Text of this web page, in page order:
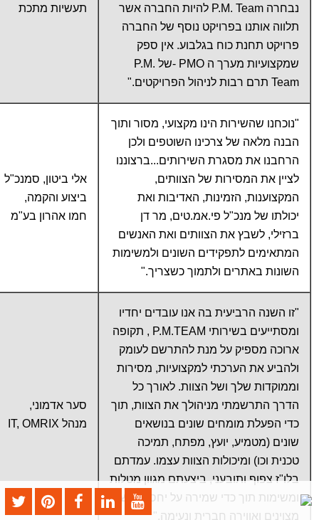
נבחרה P.M. Team להיות החברה אשר
תלווה אותנו בפרויקט נוסף של החברה
פרויקט תחנת כוח בגלבוע. אין ספק
שמקצועיות מערך ה PMO -של P.M.
Team תרם רבות לניהול הפרויקטים."
תעשיות מתכת
"נוכחנו שהשירות הינו מקצועי, מסור ותוך
הבנה מלאה של צרכינו השוטפים ולכן
הרחבנו את מסגרת השירותים...ברצוננו
לציין את המסירות של הצוותים,
המקצוענות, הזמינות, האדיבות ואת
יכולתו של מנכ"ל פי.אמ.טים, מר דן
ברזילי, לשבץ את הצוותים ואת האנשים
המתאימים לתפקידים השונים ולמשימות
השונות באתרים ולתמוך כשצריך."
אלי ביטון, סמנכ"ל
ביצוע והקמה,
חמו אהרון בע"מ
"זו השנה הרביעית בה אנו עובדים יחדיו
ומסתייעים בשירותי P.M.TEAM , תקופה
ארוכה מספיק על מנת להתרשם לעומק
ולהביע את הערכתי למקצועיות, מסירות
וממוקדות שלך ושל הצוות. לאורך כל
הדרך התרשמתי מניהולך את הצוות, תוך
כדי הפעלת מומחים שונים בנושאים
שונים (מטמיע, יועץ, מפתח, תמיכה
טכנית וכו) ומיכולות הצוות עצמו. עמדתם
בלו"ז צפוף ותובעני, ביצעתם מגוון מטלות
ומשימות תוך כדי שמירה על יחסי אנוש
מצוינים ואווירה חברית ונעימה."
סער אדמוני,
מנהל IT, OMRIX